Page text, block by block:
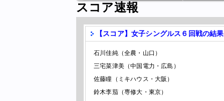
スコア速報
【スコア】女子シングルス６回戦の結果
石川佳純（全農・山口）
三宅菜津美 （中国電力・広島）
佐藤瞳 （ミキハウス・大阪）
鈴木李茄（専修大・東京）